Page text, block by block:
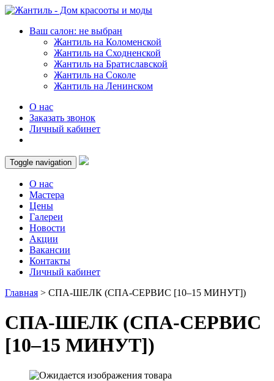
Ваш салон: не выбран
Жантиль на Коломенской
Жантиль на Сходненской
Жантиль на Братиславской
Жантиль на Соколе
Жантиль на Ленинском
О нас
Заказать звонок
Личный кабинет
Toggle navigation
О нас
Мастера
Цены
Галереи
Новости
Акции
Вакансии
Контакты
Личный кабинет
Главная > СПА-ШЕЛК (СПА-СЕРВИС [10–15 МИНУТ])
СПА-ШЕЛК (СПА-СЕРВИС
[10–15 МИНУТ])